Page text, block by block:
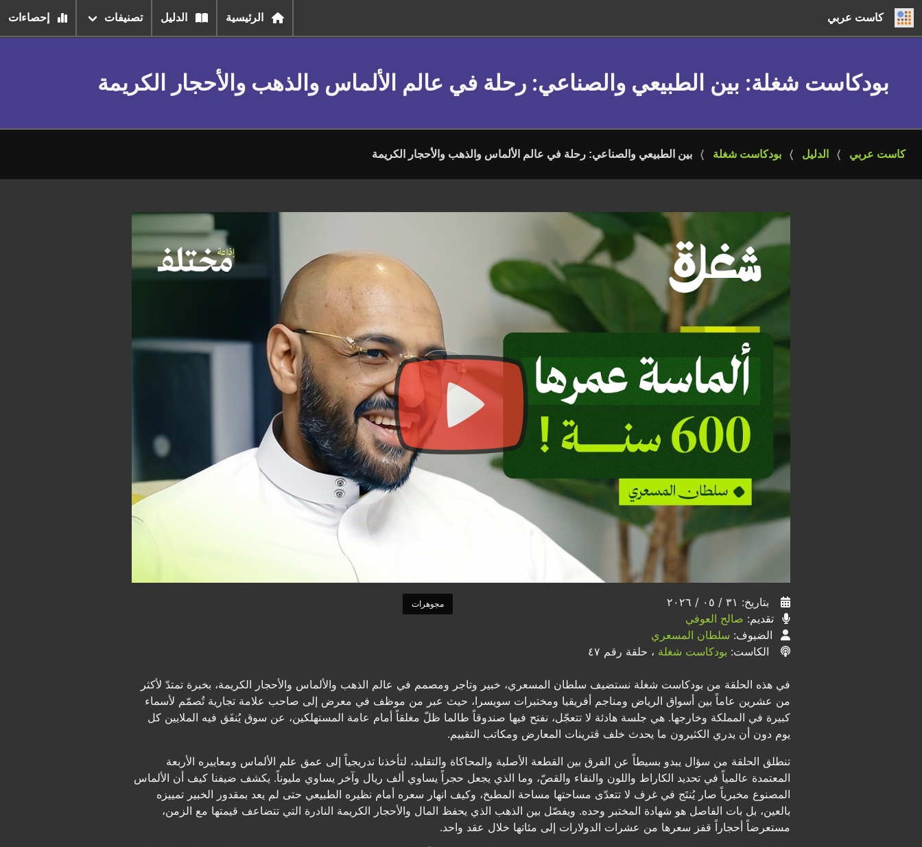
كاست عربي الرئيسية الدليل تصنيفات إحصاءات
بودكاست شغلة: بين الطبيعي والصناعي: رحلة في عالم الألماس والذهب والأحجار الكريمة
كاست عربي الدليل بودكاست شغلة بين الطبيعي والصناعي: رحلة في عالم الألماس والذهب والأحجار الكريمة
بتاريخ: ٣١ / ٠٥ / ٢٠٢٦
تقديم: صالح العوفي
الضيوف: سلطان المسعري
الكاست: بودكاست شغلة ، حلقة رقم ٤٧
مجوهرات
في هذه الحلقة من بودكاست شغلة نستضيف سلطان المسعري، خبير وتاجر ومصمم في عالم الذهب والألماس والأحجار الكريمة، بخبرة تمتدّ لأكثر
من عشرين عاماً بين أسواق الرياض ومناجم أفريقيا ومختبرات سويسرا، حيث عبر من موظف في معرض إلى صاحب علامة تجارية تُصمّم لأسماء
كبيرة في المملكة وخارجها. هي جلسة هادئة لا تتعجّل، نفتح فيها صندوقاً طالما ظلّ مغلقاً أمام عامة المستهلكين، عن سوق يُنفَق فيه الملايين كل
يوم دون أن يدري الكثيرون ما يحدث خلف ڤترينات المعارض ومكاتب التقييم.
تنطلق الحلقة من سؤال يبدو بسيطاً عن الفرق بين القطعة الأصلية والمحاكاة والتقليد، لتأخذنا تدريجياً إلى عمق علم الألماس ومعاييره الأربعة
المعتمدة عالمياً في تحديد الكاراط واللون والنقاء والقصّ، وما الذي يجعل حجراً يساوي ألف ريال وآخر يساوي مليوناً. يكشف ضيفنا كيف أن الألماس
المصنوع مخبرياً صار يُنتَج في غرف لا تتعدّى مساحتها مساحة المطبخ، وكيف انهار سعره أمام نظيره الطبيعي حتى لم يعد بمقدور الخبير تمييزه
بالعين، بل بات الفاصل هو شهادة المختبر وحده. ويفصّل بين الذهب الذي يحفظ المال والأحجار الكريمة النادرة التي تتضاعف قيمتها مع الزمن،
مستعرضاً أحجاراً قفز سعرها من عشرات الدولارات إلى مئاتها خلال عقد واحد.